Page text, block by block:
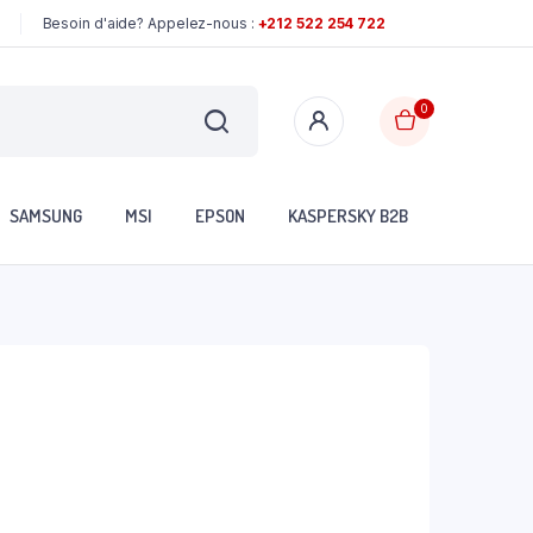
Besoin d'aide? Appelez-nous : +212 522 254 722
0
SAMSUNG MSI EPSON KASPERSKY B2B